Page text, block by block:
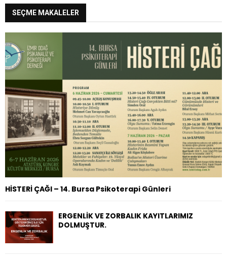
h
f
o
r
:
A
R
H
SEÇME MAKALELER
HİSTERİ ÇAĞI – 14. Bursa Psikoterapi Günleri
ERGENLİK VE ZORBALIK KAYITLARIMIZ
DOLMUŞTUR.